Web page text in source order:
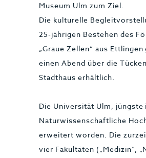
Museum Ulm zum Ziel.
Die kulturelle
25-jährigen Bestehen des
„Graue Zellen“ aus
einen Abend über die
Stadthaus erhältlich.
Die Universität Ulm,
Naturwissenschaftliche
erweitert worden. Die
vier Fakultäten („Medizin“,